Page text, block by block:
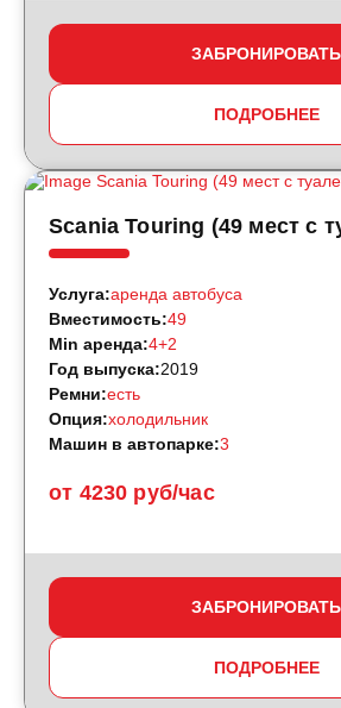
ЗАБРОНИРОВАТЬ
ПОДРОБНЕЕ
Scania Touring (49 мест с
от 4230 руб/час
Услуга:аренда автобуса
Вместимость:49
Min аренда:4+2
Год выпуска:2019
Ремни:есть
Опция:холодильник
Машин в автопарке:3
ЗАБРОНИРОВАТЬ
ПОДРОБНЕЕ